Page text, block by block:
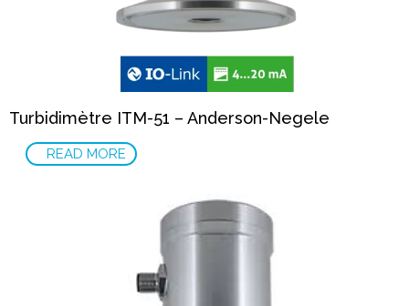
Turbidimètre ITM-51 – Anderson-Negele
READ MORE